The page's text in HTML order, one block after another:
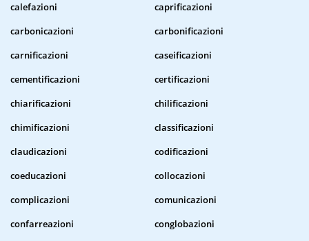
calefazioni
caprificazioni
carbonicazioni
carbonificazioni
carnificazioni
caseificazioni
cementificazioni
certificazioni
chiarificazioni
chilificazioni
chimificazioni
classificazioni
claudicazioni
codificazioni
coeducazioni
collocazioni
complicazioni
comunicazioni
confarreazioni
conglobazioni